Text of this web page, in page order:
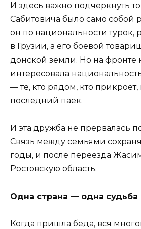
И здесь важно подчеркнуть
Сабитовича было само собой
он по национальности турок,
в Грузии, а его боевой
донской земли. Но на фронте
интересовала
— те, кто рядом, кто прикроет,
последний паек.
И эта дружба не прервалась
Связь между семьями
годы, и после переезда
Ростовскую область.
Одна страна — одна судьба
Когда пришла беда, вся